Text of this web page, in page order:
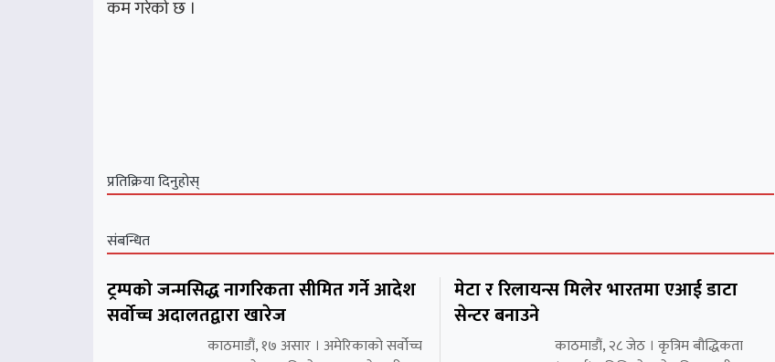
कम गरेको छ ।
प्रतिक्रिया दिनुहोस्
संबन्धित
ट्रम्पको जन्मसिद्ध नागरिकता सीमित गर्ने आदेश
सर्वोच्च अदालतद्वारा खारेज
काठमाडौं, १७ असार । अमेरिकाको सर्वोच्च
मेटा र रिलायन्स मिलेर भारतमा एआई डाटा
सेन्टर बनाउने
काठमाडौं, २८ जेठ । कृत्रिम बौद्धिकता